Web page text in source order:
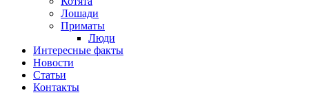
Лошади
Приматы
Люди
Интересные факты
Новости
Статьи
Контакты